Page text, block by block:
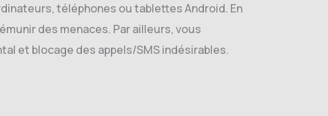
téléphones ou tablettes Android. En
des menaces. Par ailleurs, vous
et blocage des appels/SMS indésirables.